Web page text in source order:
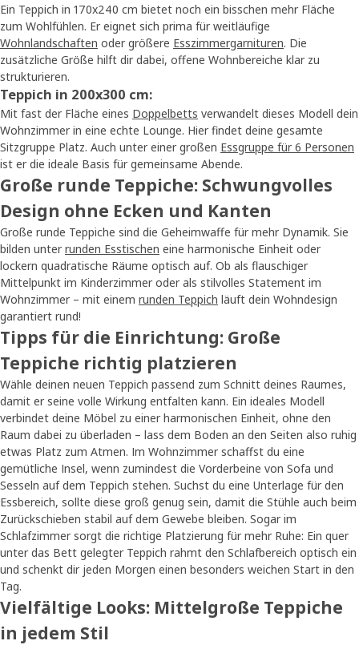
Ein Teppich in 170x240 cm bietet noch ein bisschen mehr Fläche
zum Wohlfühlen. Er eignet sich prima für weitläufige
Wohnlandschaften oder größere Esszimmergarnituren. Die
zusätzliche Größe hilft dir dabei, offene Wohnbereiche klar zu
strukturieren.
Teppich in 200x300 cm:
Mit fast der Fläche eines Doppelbetts verwandelt dieses Modell dein
Wohnzimmer in eine echte Lounge. Hier findet deine gesamte
Sitzgruppe Platz. Auch unter einer großen Essgruppe für 6 Personen
ist er die ideale Basis für gemeinsame Abende.
Große runde Teppiche: Schwungvolles
Design ohne Ecken und Kanten
Große runde Teppiche sind die Geheimwaffe für mehr Dynamik. Sie
bilden unter runden Esstischen eine harmonische Einheit oder
lockern quadratische Räume optisch auf. Ob als flauschiger
Mittelpunkt im Kinderzimmer oder als stilvolles Statement im
Wohnzimmer – mit einem runden Teppich läuft dein Wohndesign
garantiert rund!
Tipps für die Einrichtung: Große
Teppiche richtig platzieren
Wähle deinen neuen Teppich passend zum Schnitt deines Raumes,
damit er seine volle Wirkung entfalten kann. Ein ideales Modell
verbindet deine Möbel zu einer harmonischen Einheit, ohne den
Raum dabei zu überladen – lass dem Boden an den Seiten also ruhig
etwas Platz zum Atmen. Im Wohnzimmer schaffst du eine
gemütliche Insel, wenn zumindest die Vorderbeine von Sofa und
Sesseln auf dem Teppich stehen. Suchst du eine Unterlage für den
Essbereich, sollte diese groß genug sein, damit die Stühle auch beim
Zurückschieben stabil auf dem Gewebe bleiben. Sogar im
Schlafzimmer sorgt die richtige Platzierung für mehr Ruhe: Ein quer
unter das Bett gelegter Teppich rahmt den Schlafbereich optisch ein
und schenkt dir jeden Morgen einen besonders weichen Start in den
Tag.
Vielfältige Looks: Mittelgroße Teppiche
in jedem Stil